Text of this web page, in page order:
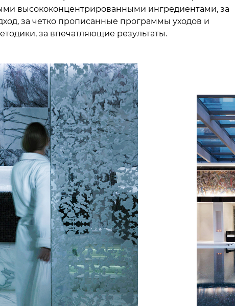
высококонцентрированными ингредиентами, за
за четко прописанные программы уходов и
за впечатляющие результаты.